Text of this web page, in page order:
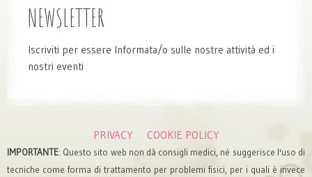
NEWSLETTER
Iscriviti per essere Informata/o sulle nostre attività ed i
nostri eventi
PRIVACY COOKIE POLICY
IMPORTANTE: Questo sito web non dà consigli medici, né suggerisce l'uso di
tecniche come forma di trattamento per problemi fisici, per i quali è invece